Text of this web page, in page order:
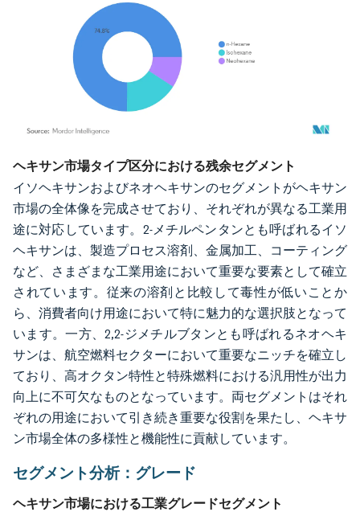
画像 © Mordor Intelligence。再利用にはCC BY 4.0の表示が必要です。
ヘキサン市場タイプ区分における残余セグメント
イソヘキサンおよびネオヘキサンのセグメントがヘキサン
市場の全体像を完成させており、それぞれが異なる工業用
途に対応しています。2-メチルペンタンとも呼ばれるイソ
ヘキサンは、製造プロセス溶剤、金属加工、コーティング
など、さまざまな工業用途において重要な要素として確立
されています。従来の溶剤と比較して毒性が低いことか
ら、消費者向け用途において特に魅力的な選択肢となって
います。一方、2,2-ジメチルブタンとも呼ばれるネオヘキ
サンは、航空燃料セクターにおいて重要なニッチを確立し
ており、高オクタン特性と特殊燃料における汎用性が出力
向上に不可欠なものとなっています。両セグメントはそれ
ぞれの用途において引き続き重要な役割を果たし、ヘキサ
ン市場全体の多様性と機能性に貢献しています。
セグメント分析：グレード
ヘキサン市場における工業グレードセグメント